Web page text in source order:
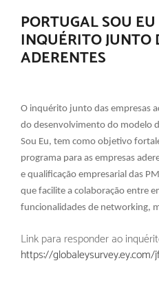
PORTUGAL SOU
INQUÉRITO JUNTO
ADERENTES
O inquérito junto das empresas
do desenvolvimento do modelo
Sou Eu, tem como objetivo
programa para as empresas
e qualificação empresarial das
que facilite a colaboração entre
funcionalidades de networking,
Link para responder ao
https://